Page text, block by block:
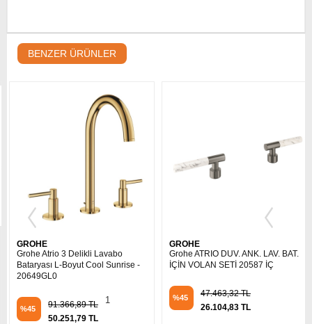
BENZER ÜRÜNLER
GROHE
Grohe Atrio 3 Delikli Lavabo
Bataryası L-Boyut Cool Sunrise -
20649GL0
%45
91.366,89 TL
50.251,79 TL
1
GROHE
Grohe ATRIO DUV. ANK. LAV. BAT.
İÇİN VOLAN SETİ 20587 İÇ
%45
47.463,32 TL
26.104,83 TL